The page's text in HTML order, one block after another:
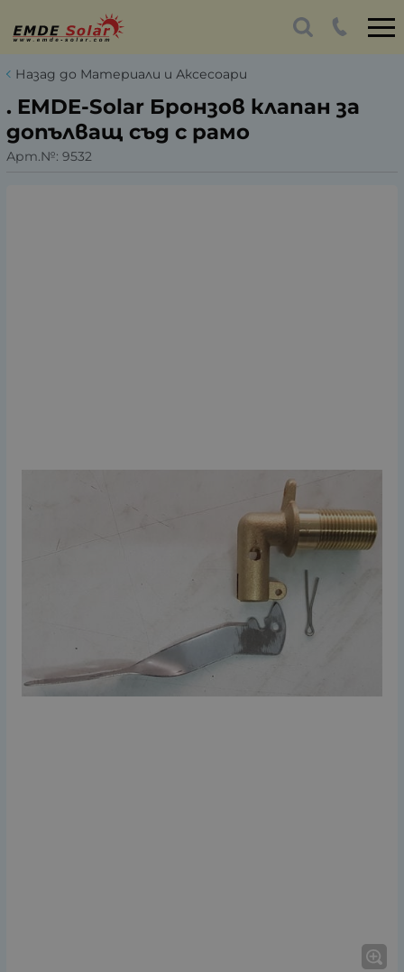
Назад до Материали и Аксесоари
. EMDE-Solar Бронзов клапан за
допълващ съд с рамо
Арт.№: 9532